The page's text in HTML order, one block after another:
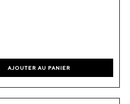
AJOUTER AU PANIER